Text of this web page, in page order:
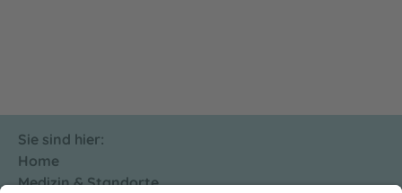
Sie sind hier:
Home
Medizin & Standorte